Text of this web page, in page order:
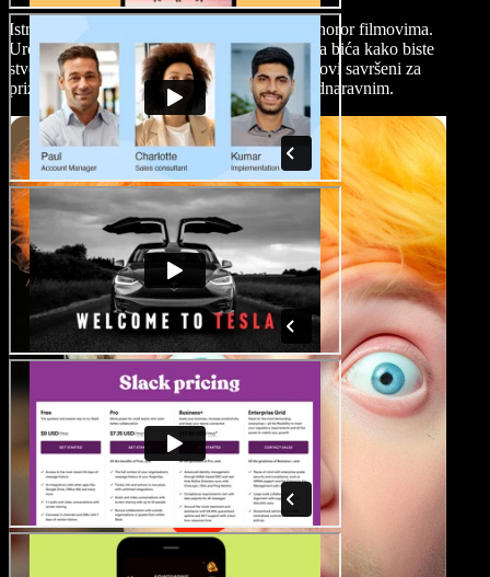
Istražite strah od nepoznatog u nadnaravnim horor filmovima.
Uronite u paranormalno, duhove i nadnaravna bića kako biste
stvorili jezivu i napetu atmosferu. Ovi su filmovi savršeni za
prizivanje iskonskih strahova povezanih s nadnaravnim.